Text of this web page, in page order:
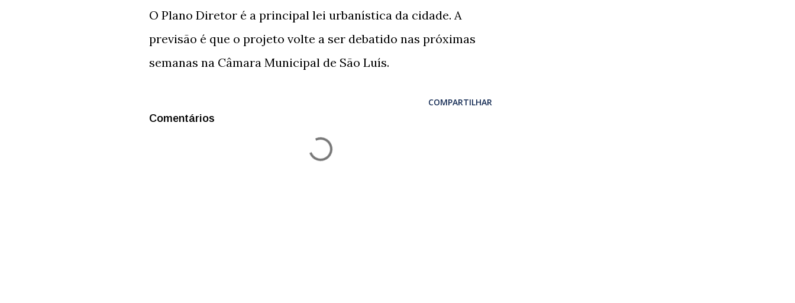
O Plano Diretor é a principal lei urbanística da cidade. A
previsão é que o projeto volte a ser debatido nas próximas
semanas na Câmara Municipal de São Luís.
COMPARTILHAR
Comentários